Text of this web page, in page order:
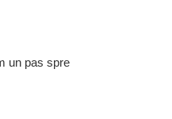
un pas spre